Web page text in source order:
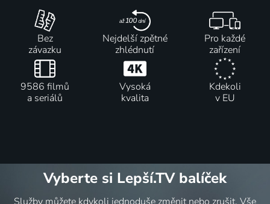
3 díly
TOP12
2009
Zlatá klasika
BARBORA
MOTTLOVÁ
Zlatá klasika
BEST OF
WHITNEY
HOUSTON
Pop & Rock
TOP12
2010
Zlatá klasika
EWOU
FARNA
LIVE:
JUSTÝNA
KOUBOVÁ
90's
EURODANCE
Bez
závazku
Nejdelší zpětné
zhlédnutí
Pro každé
zařízení
9586 filmů
a seriálů
Vysoká
kvalita
Kdekoli
v EU
Vyberte si Lepší.TV balíček